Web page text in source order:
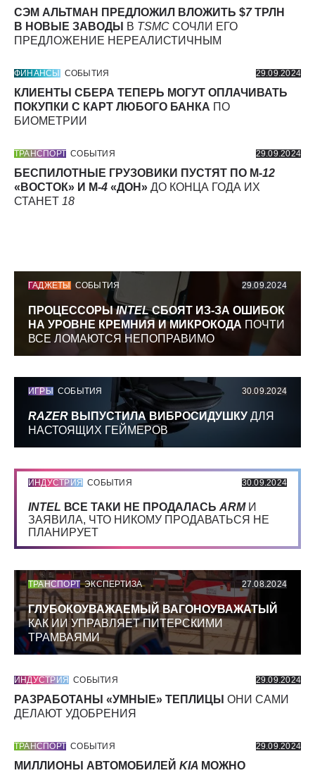
СЭМ АЛЬТМАН ПРЕДЛОЖИЛ ВЛОЖИТЬ $7ТРЛН
В НОВЫЕ ЗАВОДЫ
В TSMC СОЧЛИ ЕГО
ПРЕДЛОЖЕНИЕ НЕРЕАЛИСТИЧНЫМ
ФИНАНСЫ СОБЫТИЯ 29.09.2024
КЛИЕНТЫ СБЕРА ТЕПЕРЬ МОГУТ ОПЛАЧИВАТЬ
ПОКУПКИ С КАРТ ЛЮБОГО БАНКА ПО
БИОМЕТРИИ
ТРАНСПОРТ СОБЫТИЯ 29.09.2024
БЕСПИЛОТНЫЕ ГРУЗОВИКИ ПУСТЯТ ПО М-12
«ВОСТОК» И М-4 «ДОН» ДО КОНЦА ГОДА ИХ
СТАНЕТ 18
ГАДЖЕТЫ СОБЫТИЯ 29.09.2024
ПРОЦЕССОРЫINTELСБОЯТ ИЗ-ЗА ОШИБОК
НА УРОВНЕ КРЕМНИЯ И МИКРОКОДА ПОЧТИ
ВСЕ ЛОМАЮТСЯ НЕПОПРАВИМО
ИГРЫ СОБЫТИЯ 30.09.2024
RAZER ВЫПУСТИЛА ВИБРОСИДУШКУ ДЛЯ
НАСТОЯЩИХ ГЕЙМЕРОВ
ИНДУСТРИЯ СОБЫТИЯ 30.09.2024
INTEL ВСЕ ТАКИ НЕ ПРОДАЛАСЬ ARMИ
ЗАЯВИЛА, ЧТО НИКОМУ ПРОДАВАТЬСЯ НЕ
ПЛАНИРУЕТ
ТРАНСПОРТ ЭКСПЕРТИЗА 27.08.2024
ГЛУБОКОУВАЖАЕМЫЙ ВАГОНОУВАЖАТЫЙ
КАК ИИ УПРАВЛЯЕТ ПИТЕРСКИМИ
ТРАМВАЯМИ
ИНДУСТРИЯ СОБЫТИЯ 29.09.2024
РАЗРАБОТАНЫ «УМНЫЕ» ТЕПЛИЦЫ ОНИ САМИ
ДЕЛАЮТ УДОБРЕНИЯ
ТРАНСПОРТ СОБЫТИЯ 29.09.2024
МИЛЛИОНЫ АВТОМОБИЛЕЙ KIA МОЖНО